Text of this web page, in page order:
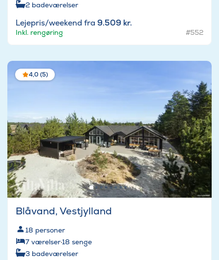
2 badeværelser
Lejepris/weekend fra 9.509 kr.
Inkl. rengøring #552
4,0 (5)
Blåvand, Vestjylland
18 personer
7 værelser·18 senge
3 badeværelser